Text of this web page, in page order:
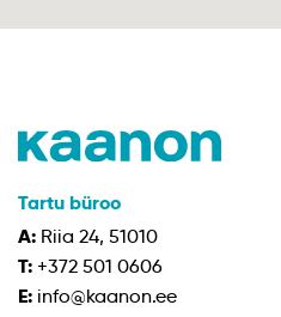
Tartu büroo
A: Riia 24, 51010
T: +372 501 0606
E: info@kaanon.ee